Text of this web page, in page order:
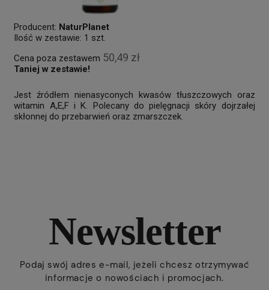
Producent: NaturPlanet
Ilość w zestawie: 1 szt.
Cena poza zestawem 50,49 zł
Taniej w zestawie!
Jest źródłem nienasyconych kwasów tłuszczowych oraz
witamin A,E,F i K. Polecany do pielęgnacji skóry dojrzałej
skłonnej do przebarwień oraz zmarszczek.
Newsletter
Podaj swój adres e-mail, jeżeli chcesz otrzymywać
informacje o nowościach i promocjach.